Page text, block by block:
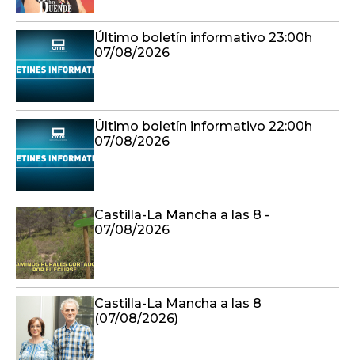
Último boletín informativo 23:00h
07/08/2026
Último boletín informativo 22:00h
07/08/2026
Castilla-La Mancha a las 8 -
07/08/2026
Castilla-La Mancha a las 8
(07/08/2026)